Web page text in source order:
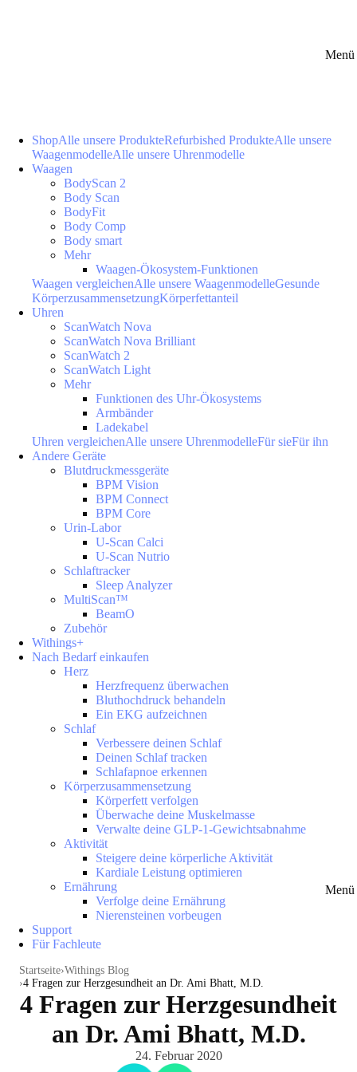
Menü
Menü
ShopAlle unsere ProdukteRefurbished ProdukteAlle unsere
WaagenmodelleAlle unsere Uhrenmodelle
Waagen
BodyScan 2
Body Scan
BodyFit
Body Comp
Body smart
Mehr
Waagen-Ökosystem-Funktionen
Waagen vergleichenAlle unsere WaagenmodelleGesunde
KörperzusammensetzungKörperfettanteil
Uhren
ScanWatch Nova
ScanWatch Nova Brilliant
ScanWatch 2
ScanWatch Light
Mehr
Funktionen des Uhr-Ökosystems
Armbänder
Ladekabel
Uhren vergleichenAlle unsere UhrenmodelleFür sieFür ihn
Andere Geräte
Blutdruckmessgeräte
BPM Vision
BPM Connect
BPM Core
Urin-Labor
U-Scan Calci
U-Scan Nutrio
Schlaftracker
Sleep Analyzer
MultiScan™
BeamO
Zubehör
Withings+
Nach Bedarf einkaufen
Herz
Herzfrequenz überwachen
Bluthochdruck behandeln
Ein EKG aufzeichnen
Schlaf
Verbessere deinen Schlaf
Deinen Schlaf tracken
Schlafapnoe erkennen
Körperzusammensetzung
Körperfett verfolgen
Überwache deine Muskelmasse
Verwalte deine GLP-1-Gewichtsabnahme
Aktivität
Steigere deine körperliche Aktivität
Kardiale Leistung optimieren
Ernährung
Verfolge deine Ernährung
Nierensteinen vorbeugen
Support
Für Fachleute
Startseite Withings Blog
4 Fragen zur Herzgesundheit an Dr. Ami Bhatt, M.D.
4 Fragen zur Herzgesundheit
an Dr. Ami Bhatt, M.D.
24. Februar 2020